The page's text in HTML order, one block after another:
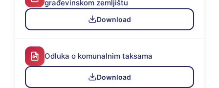
građevinskom zemljištu
Download
Odluka o komunalnim taksama
Download